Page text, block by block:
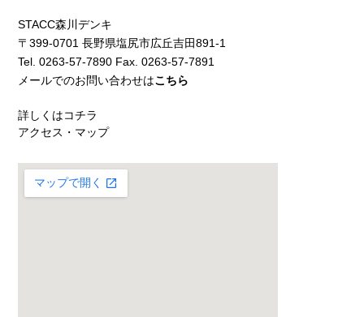
STACC森川デンキ
〒399-0701 長野県塩尻市広丘吉田891-1
Tel. 0263-57-7890 Fax. 0263-57-7891
メールでのお問い合わせはこちら
詳しくはコチラ
アクセス・マップ